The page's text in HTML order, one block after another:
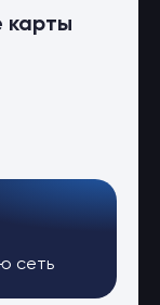
карты
сеть